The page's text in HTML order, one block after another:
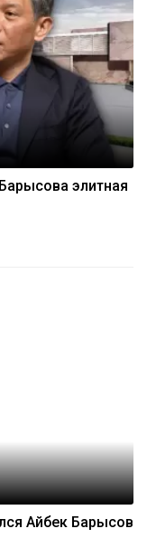
элитная
Айбек Барысов